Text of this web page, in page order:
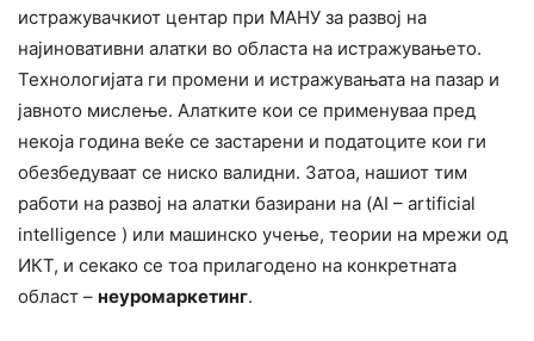
истражувачкиот центар при МАНУ за развој на
најиновативни алатки во областа на истражувањето.
Технологијата ги промени и истражувањата на пазар и
јавното мислење. Алатките кои се применуваа пред
некојa година веќе се застарени и податоците кои ги
обезбедуваат се ниско валидни. Затоа, нашиот тим
работи на развој на алатки базирани на (AI – artificial
intelligence ) или машинско учење, теории на мрежи од
ИКТ, и секако се тоа прилагодено на конкретната
област – неуромаркетинг.